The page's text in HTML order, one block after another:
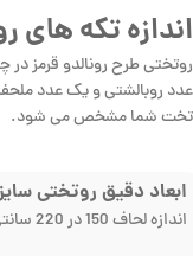
اندازه تکه های
روتختی طرح رونالدو قرمز
عدد روبالشتی و یک عدد
تخت شما مشخص می شود.
ابعاد دقیق روتختی سایز
اندازه لحاف 150 در 220 سانتی متر با تلرانس 5 سانتی متر